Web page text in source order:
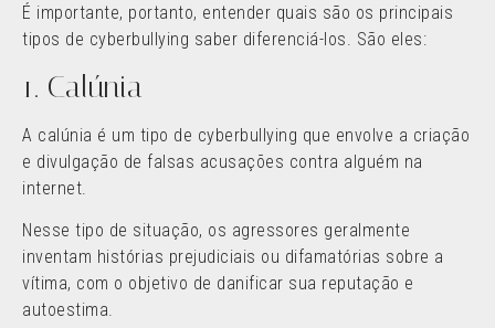
É importante, portanto, entender quais são os principais
tipos de cyberbullying saber diferenciá-los. São eles:
1. Calúnia
A calúnia é um tipo de cyberbullying que envolve a criação
e divulgação de falsas acusações contra alguém na
internet.
Nesse tipo de situação, os agressores geralmente
inventam histórias prejudiciais ou difamatórias sobre a
vítima, com o objetivo de danificar sua reputação e
autoestima.